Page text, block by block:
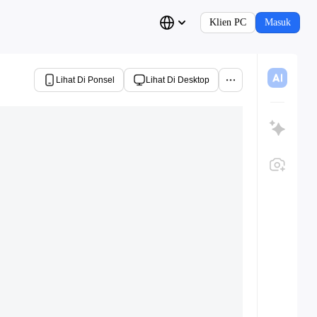
Klien PC Masuk
Lihat Di Ponsel Lihat Di Desktop